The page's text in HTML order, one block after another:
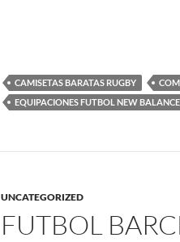
CAMISETAS BARATAS RUGBY
EQUIPACIONES FUTBOL NEW BALANCE
UNCATEGORIZED
FUTBOL